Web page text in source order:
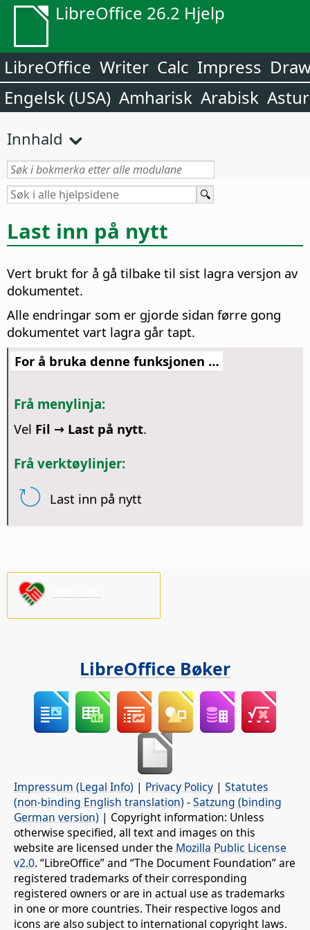
LibreOffice 26.2 Hjelp
LibreOffice Writer Calc Impress
Engelsk (USA) Amharisk Arabisk
Innhald
Last inn på nytt
Vert brukt for å gå tilbake til sist lagra versjon av
dokumentet.
Alle endringar som er gjorde sidan førre gong
dokumentet vart lagra går tapt.
For å bruka denne funksjonen …
Frå menylinja:
Vel Fil → Last på nytt.
Frå verktøylinjer:
Last inn på nytt
LibreOffice Bøker
Impressum (Legal Info) | Privacy Policy | Statutes
(non-binding English translation) -Satzung (binding
German version) | Copyright information: Unless
otherwise specified, all text and images on this
website are licensed under the Mozilla Public License
v2.0. “LibreOffice” and “The Document Foundation” are
registered trademarks of their corresponding
registered owners or are in actual use as trademarks
in one or more countries. Their respective logos and
icons are also subject to international copyright laws.